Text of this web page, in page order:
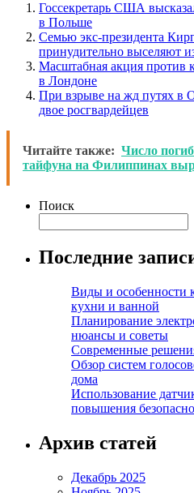
Госсекретарь США
в Польше
Семью экс-президента
принудительно выселяют
Масштабная акция против
в Лондоне
При взрыве на жд путях в
двое росгвардейцев
Читайте также: Число
тайфуна на Филиппинах
Поиск
Последние
Виды и особенности
кухни и ванной
Планирование
нюансы и советы
Современные
Обзор систем
дома
Использование
повышения
Архив статей
Декабрь 2025